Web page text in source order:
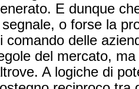
E dunque
segnale, o forse la
comando delle
del mercato,
A logiche di